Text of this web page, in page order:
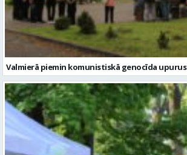
Valmierā piemin komunistiskā genocīda upurus